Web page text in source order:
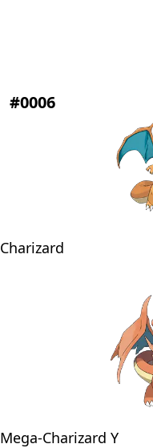
#0006
Charizard
Mega-Charizard Y